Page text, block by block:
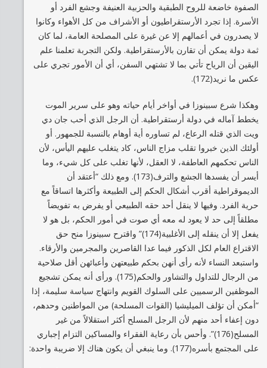
الصفوة خاضعة للروح الطبقية والحزبية العنيفة وجشع الفرد أو
الأسرة. إذا تجرد الأرستقراطيون أو الأشراف من كل الأهواء وكانوا
لا يصدرون في أعمالهم إلا عن غيرة على المصلحة العامة، لما كان
ثمة دولة يمكن أن تقارن بالأرستقراطية. ولكن التجربة تعلمنا علم
اليقين أن الرياح تأتي بما لا تشتهي السفن، أي أن الأمور تجري على
عكس ما نريد(172).
وهكذا شرع سبينوزا في أواخر أيام حياته وهو على سرير الموت
يخطط آماله في دولة أرستقراطية. أن الرجل الذي أحب جان دي
ويت الذي قتله الرعاع، لم تساوره أية أوهام بالنسبة للجمهور. أو
أولئك الذين خبروا تقلب مزاج الناس، كاد يتغلب عليهم اليأس، لأن
الناس تحكمهم العاطفة، لا العقل، لأنها تغلب على كل شيء، وما
أيسر أن يفسدها الجشع والترف(173). ومع ذلك “أعتقد أن
الديموقراطية أقرب أشكال الحكم إلى الطبيعة وأكثرها اتساقاً مع
حرية الفرد. وفيها لا ينقل أحد حقه الطبيعي أو يفرض به تفويضاً
مطلقاً إلى حد لا يعود له معه أي صوت في أمور الحكم، بل هو لا
يفعل إلا أن ينقله إلى الأغلبية(174)” واقترح سبينوزا منح حق
الاقتراع العام لكل الذكور فيما عدا القاصرين والمجرمين والأرقاء.
واستبعد النساء لأنه رأى أنهن بحكم طبيعتهن وأعبائهن أقل صلاحية
من الرجال للتداول والتشاور والحكم(175). ورأى أنه يمكن تشجيع
الموظفين الرسميين على السلوك القويم وانتهاج سياسة سليمة، إذا
“أمكن أن تؤلف الميليشيا (القوات المسلحة) من المواطنين وحدهم،
دون إعفاء أحد منهم لأن الرجل المسلح أكثر استقلالاً من غير
المسلح(176)”. وأحس بأن رعاية الفقراء والمساكين التزام إجباري
على المجتمع بأسره(177). وما ينبغي أن يكون هناك إلا ضريبة واحدة: